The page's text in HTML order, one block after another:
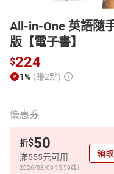
All-in-One 英語隨
版【電子書】
$224
1% (賺2點)
優惠券
折$50
滿555元可用
2026/08/09 15:59截止
領取